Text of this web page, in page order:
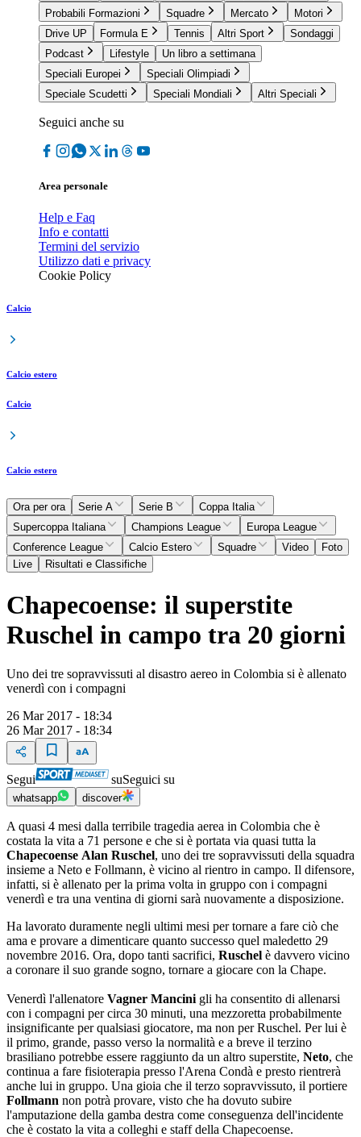
Probabili Formazioni
Squadre Mercato
Motori
Drive UP
Formula E Tennis Altri Sport
Sondaggi
Podcast
Lifestyle
Un libro a settimana
Speciali Europei
Speciali Olimpiadi
Speciale Scudetti
Speciali Mondiali Altri Speciali
Seguici anche su
Area personale
Help e Faq
Info e contatti
Termini del servizio
Utilizzo dati e privacy
Cookie Policy
Calcio
Calcio estero
Calcio
Calcio estero
Ora per ora Serie A Serie B
Coppa Italia
Supercoppa Italiana
Champions League
Europa League
Conference League
Calcio Estero Squadre Video
Foto
Live
Risultati e Classifiche
Chapecoense: il superstite
Ruschel in campo tra 20 giorni
Uno dei tre sopravvissuti al disastro aereo in Colombia si è allenato
venerdì con i compagni
26 Mar 2017 - 18:34
26 Mar 2017 - 18:34
Segui suSeguici su
whatsapp discover
A quasi 4 mesi dalla terribile tragedia aerea in Colombia che è
costata la vita a 71 persone e che si è portata via quasi tutta la
Chapecoense Alan Ruschel, uno dei tre sopravvissuti della squadra
insieme a Neto e Follmann, è vicino al rientro in campo. Il difensore,
infatti, si è allenato per la prima volta in gruppo con i compagni
venerdì e tra una ventina di giorni sarà nuovamente a disposizione.
Ha lavorato duramente negli ultimi mesi per tornare a fare ciò che
ama e provare a dimenticare quanto successo quel maledetto 29
novembre 2016. Ora, dopo tanti sacrifici, Ruschel è davvero vicino
a coronare il suo grande sogno, tornare a giocare con la Chape.
Venerdì l'allenatore Vagner Mancini gli ha consentito di allenarsi
con i compagni per circa 30 minuti, una mezzoretta probabilmente
insignificante per qualsiasi giocatore, ma non per Ruschel. Per lui è
il primo, grande, passo verso la normalità e a breve il terzino
brasiliano potrebbe essere raggiunto da un altro superstite, Neto, che
continua a fare fisioterapia presso l'Arena Condà e presto rientrerà
anche lui in gruppo. Una gioia che il terzo sopravvissuto, il portiere
Follmann non potrà provare, visto che ha dovuto subire
l'amputazione della gamba destra come conseguenza dell'incidente
che è costato la vita a colleghi e staff della Chapecoense.